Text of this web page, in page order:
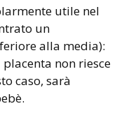
utile nel
un
alla media):
non riesce
caso, sarà